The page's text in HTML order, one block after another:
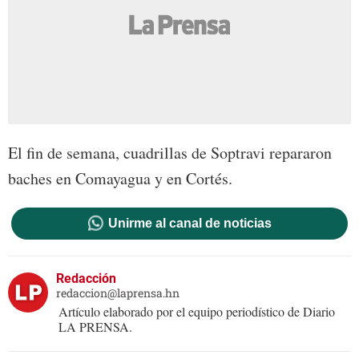
El fin de semana, cuadrillas de Soptravi repararon
baches en Comayagua y en Cortés.
Unirme al canal de noticias
Redacción
redaccion@laprensa.hn
Artículo elaborado por el equipo periodístico de Diario
LA PRENSA.